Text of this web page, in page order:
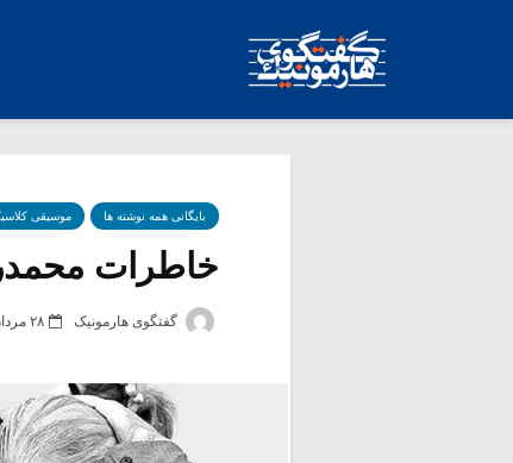
بایگانی همه نوشته ها موسیقی
خاطرات
گفتگوی هارمونیک ۲۸ مرداد ۱۴۰۰